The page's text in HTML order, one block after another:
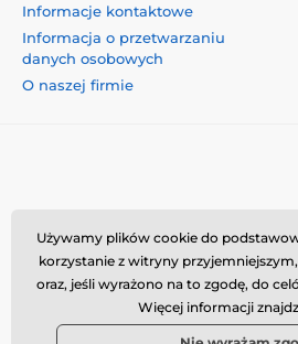
Informacje kontaktowe
Informacja o przetwarzaniu
danych osobowych
O naszej firmie
Momanio s.r.o., Okružní 361/
VAT: CZ09604707,
Używamy plików cookie do
korzystanie z witryny
oraz, jeśli wyrażono na to zgodę, do
Więcej informacji